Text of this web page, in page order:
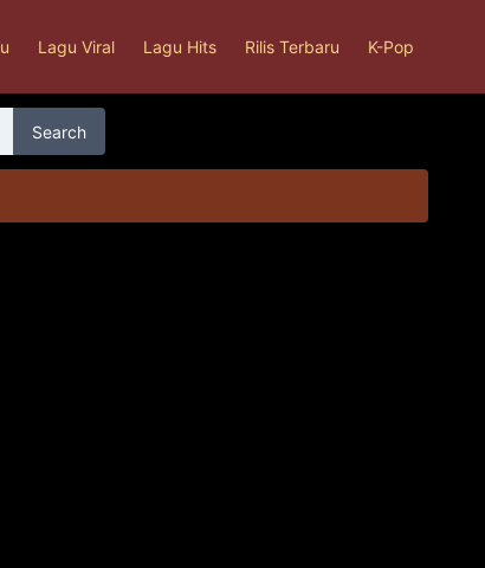
Lagu Viral Lagu Hits Rilis Terbaru K-Pop
Search